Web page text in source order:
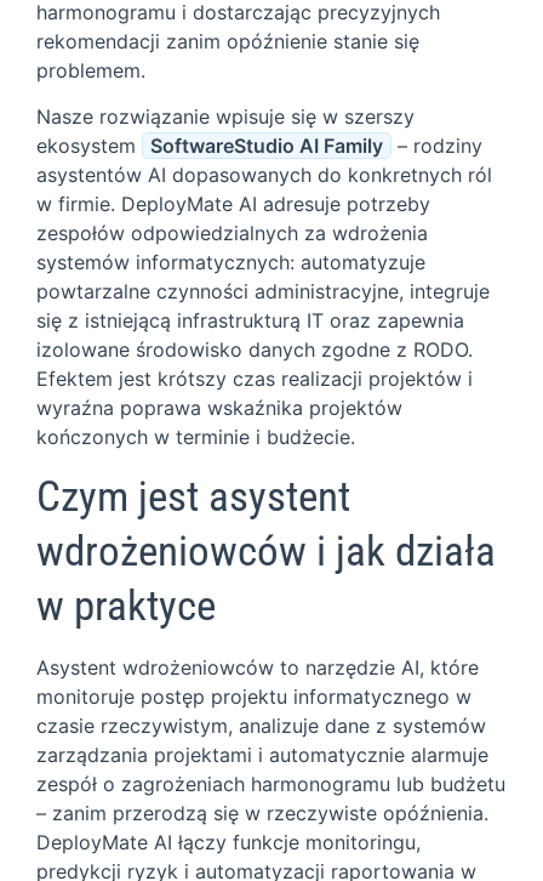
harmonogramu i dostarczając precyzyjnych
rekomendacji zanim opóźnienie stanie się
problemem.
Nasze rozwiązanie wpisuje się w szerszy
ekosystem
SoftwareStudio AI Family – rodziny
asystentów AI dopasowanych do konkretnych ról
w firmie. DeployMate AI adresuje potrzeby
zespołów odpowiedzialnych za wdrożenia
systemów informatycznych: automatyzuje
powtarzalne czynności administracyjne, integruje
się z istniejącą infrastrukturą IT oraz zapewnia
izolowane środowisko danych zgodne z RODO.
Efektem jest krótszy czas realizacji projektów i
wyraźna poprawa wskaźnika projektów
kończonych w terminie i budżecie.
Czym jest asystent
wdrożeniowców i jak działa
w praktyce
Asystent wdrożeniowców to narzędzie AI, które
monitoruje postęp projektu informatycznego w
czasie rzeczywistym, analizuje dane z systemów
zarządzania projektami i automatycznie alarmuje
zespół o zagrożeniach harmonogramu lub budżetu
– zanim przerodzą się w rzeczywiste opóźnienia.
DeployMate AI łączy funkcje monitoringu,
predykcji ryzyk i automatyzacji raportowania w